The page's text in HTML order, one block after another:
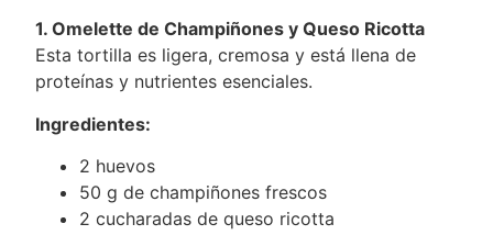
1. Omelette de Champiñones y Queso Ricotta
Esta tortilla es ligera, cremosa y está llena de
proteínas y nutrientes esenciales.
Ingredientes:
2 huevos
50 g de champiñones frescos
2 cucharadas de queso ricotta